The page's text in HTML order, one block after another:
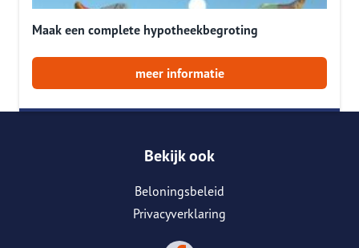
Maak een complete hypotheekbegroting
meer informatie
Bekijk ook
Beloningsbeleid
Privacyverklaring